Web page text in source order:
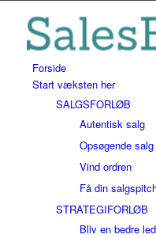
Forside
Start væksten her
SALGSFORLØB
Autentisk salg
Opsøgende salg
Vind ordren
Få din
STRATEGIFORLØB
Bliv en bedre